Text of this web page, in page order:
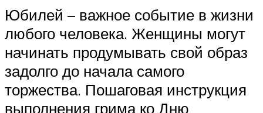
Юбилей – важное событие в жизни
любого человека. Женщины могут
начинать продумывать свой образ
задолго до начала самого
торжества. Пошаговая инструкция
выполнения грима ко Дню